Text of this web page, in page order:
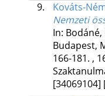
9.
Kováts-
Nemzeti
In:
Budapest,
166-181. ,
[34069104]